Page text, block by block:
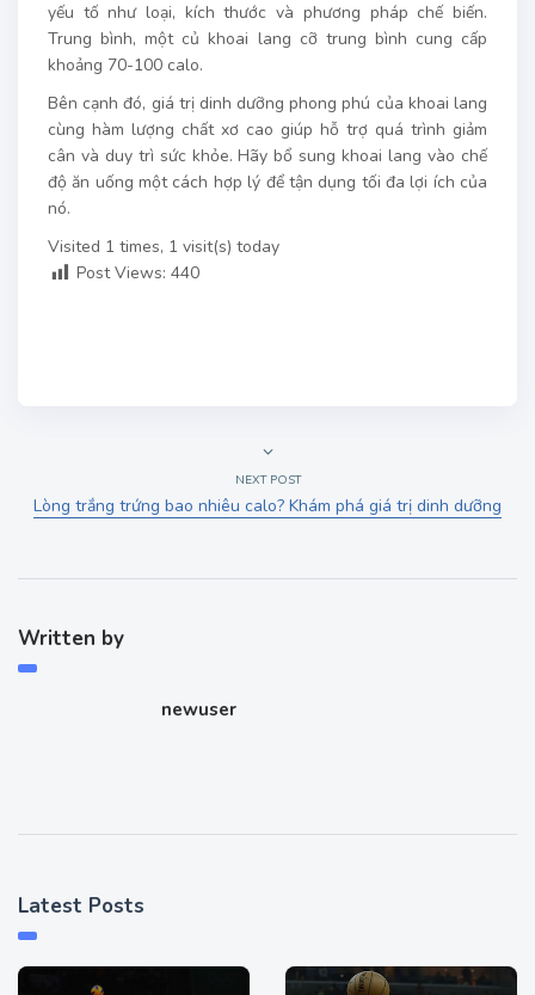
yếu tố như loại, kích thước và phương pháp chế biến.
Trung bình, một củ khoai lang cỡ trung bình cung cấp
khoảng 70-100 calo.
Bên cạnh đó, giá trị dinh dưỡng phong phú của khoai lang
cùng hàm lượng chất xơ cao giúp hỗ trợ quá trình giảm
cân và duy trì sức khỏe. Hãy bổ sung khoai lang vào chế
độ ăn uống một cách hợp lý để tận dụng tối đa lợi ích của
nó.
Visited 1 times, 1 visit(s) today
Post Views: 440
NEXT POST
Lòng trắng trứng bao nhiêu calo? Khám phá giá trị dinh dưỡng
Written by
newuser
Latest Posts